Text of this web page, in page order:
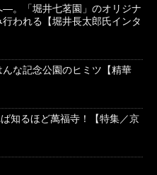
。「堀井七茗園」のオリジナ
われる【堀井長太郎氏インタ
んな記念公園のヒミツ【精華
知るほど萬福寺！【特集／京